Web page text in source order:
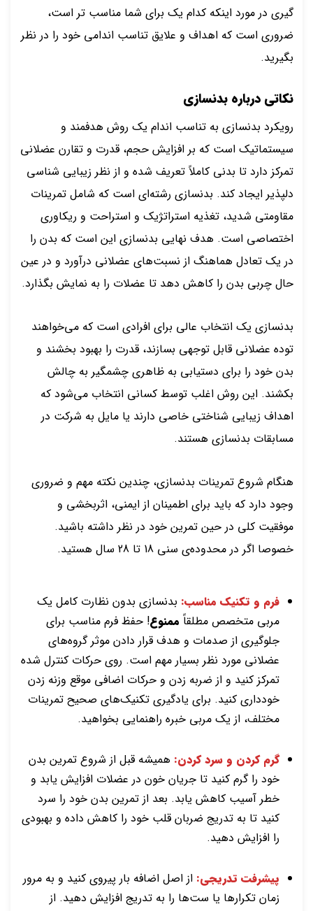
گیری در مورد اینکه کدام یک برای شما مناسب تر است،
ضروری است که اهداف و علایق تناسب اندامی خود را در نظر
بگیرید.
نکاتی درباره بدنسازی
رویکرد بدنسازی به تناسب اندام یک روش هدفمند و
سیستماتیک است که بر افزایش حجم، قدرت و تقارن عضلانی
تمرکز دارد تا بدنی کاملاً تعریف شده و از نظر زیبایی شناسی
دلپذیر ایجاد کند. بدنسازی رشته‌ای است که شامل تمرینات
مقاومتی شدید، تغذیه استراتژیک و استراحت و ریکاوری
اختصاصی است. هدف نهایی بدنسازی این است که بدن را
در یک تعادل هماهنگ از نسبت‌های عضلانی درآورد و در عین
حال چربی بدن را کاهش دهد تا عضلات را به نمایش بگذارد.
بدنسازی یک انتخاب عالی برای افرادی است که می‌خواهند
توده عضلانی قابل توجهی بسازند، قدرت را بهبود بخشند و
بدن خود را برای دستیابی به ظاهری چشمگیر به چالش
بکشند. این روش اغلب توسط کسانی انتخاب می‌شود که
اهداف زیبایی شناختی خاصی دارند یا مایل به شرکت در
مسابقات بدنسازی هستند.
هنگام شروع تمرینات بدنسازی، چندین نکته مهم و ضروری
وجود دارد که باید برای اطمینان از ایمنی، اثربخشی و
موفقیت کلی در حین تمرین خود در نظر داشته باشید.
خصوصا اگر در محدوده‌ی سنی 18 تا 28 سال هستید.
فرم و تکنیک مناسب: بدنسازی بدون نظارت کامل یک
مربی متخصص مطلقاً ممنوع! حفظ فرم مناسب برای
جلوگیری از صدمات و هدف قرار دادن موثر گروه‌های
عضلانی مورد نظر بسیار مهم است. روی حرکات کنترل شده
تمرکز کنید و از ضربه زدن و حرکات اضافی موقع وزنه زدن
خودداری کنید. برای یادگیری تکنیک‌های صحیح تمرینات
مختلف، از یک مربی خبره راهنمایی بخواهید.
گرم کردن و سرد کردن: همیشه قبل از شروع تمرین بدن
خود را گرم کنید تا جریان خون در عضلات افزایش یابد و
خطر آسیب کاهش یابد. بعد از تمرین بدن خود را سرد
کنید تا به تدریج ضربان قلب خود را کاهش داده و بهبودی
را افزایش دهید.
پیشرفت تدریجی: از اصل اضافه بار پیروی کنید و به مرور
زمان تکرارها یا ست‌ها را به تدریج افزایش دهید. از